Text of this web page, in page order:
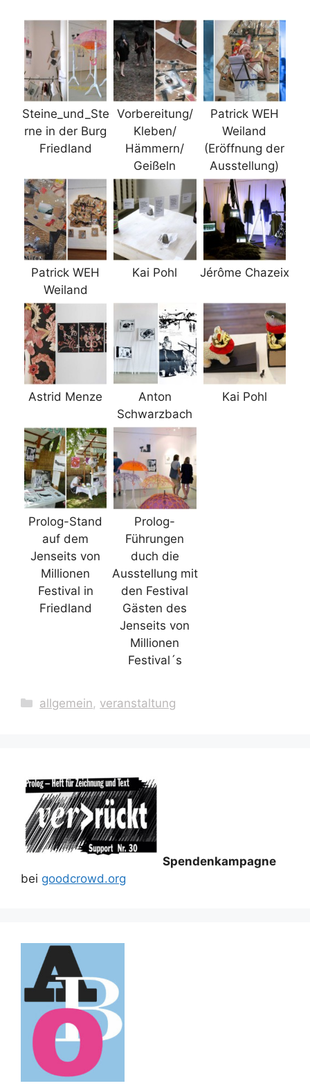
Steine_und_Ste
rne in der Burg
Friedland
Vorbereitung/
Kleben/
Hämmern/
Geißeln
Patrick WEH
Weiland
(Eröffnung der
Ausstellung)
Patrick WEH
Weiland
Kai Pohl Jérôme Chazeix
Astrid Menze
Anton
Schwarzbach
Kai Pohl
Prolog-Stand
auf dem
Jenseits von
Millionen
Festival in
Friedland
Prolog-
Führungen
duch die
Ausstellung mit
den Festival
Gästen des
Jenseits von
Millionen
Festival´s
Kategorien
allgemein, veranstaltung
Spendenkampagne
bei goodcrowd.org